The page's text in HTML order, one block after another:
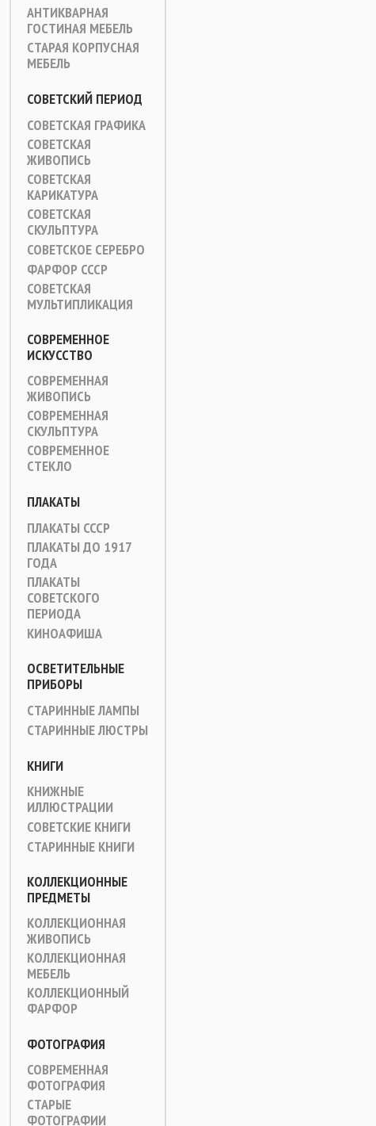
АНТИКВАРНАЯ
ГОСТИНАЯ МЕБЕЛЬ
СТАРАЯ КОРПУСНАЯ
МЕБЕЛЬ
СОВЕТСКИЙ ПЕРИОД
СОВЕТСКАЯ ГРАФИКА
СОВЕТСКАЯ
ЖИВОПИСЬ
СОВЕТСКАЯ
КАРИКАТУРА
СОВЕТСКАЯ
СКУЛЬПТУРА
СОВЕТСКОЕ СЕРЕБРО
ФАРФОР СССР
СОВЕТСКАЯ
МУЛЬТИПЛИКАЦИЯ
СОВРЕМЕННОЕ
ИСКУССТВО
СОВРЕМЕННАЯ
ЖИВОПИСЬ
СОВРЕМЕННАЯ
СКУЛЬПТУРА
СОВРЕМЕННОЕ
СТЕКЛО
ПЛАКАТЫ
ПЛАКАТЫ СССР
ПЛАКАТЫ ДО 1917
ГОДА
ПЛАКАТЫ
СОВЕТСКОГО
ПЕРИОДА
КИНОАФИША
ОСВЕТИТЕЛЬНЫЕ
ПРИБОРЫ
СТАРИННЫЕ ЛАМПЫ
СТАРИННЫЕ ЛЮСТРЫ
КНИГИ
КНИЖНЫЕ
ИЛЛЮСТРАЦИИ
СОВЕТСКИЕ КНИГИ
СТАРИННЫЕ КНИГИ
КОЛЛЕКЦИОННЫЕ
ПРЕДМЕТЫ
КОЛЛЕКЦИОННАЯ
ЖИВОПИСЬ
КОЛЛЕКЦИОННАЯ
МЕБЕЛЬ
КОЛЛЕКЦИОННЫЙ
ФАРФОР
ФОТОГРАФИЯ
СОВРЕМЕННАЯ
ФОТОГРАФИЯ
СТАРЫЕ
ФОТОГРАФИИ